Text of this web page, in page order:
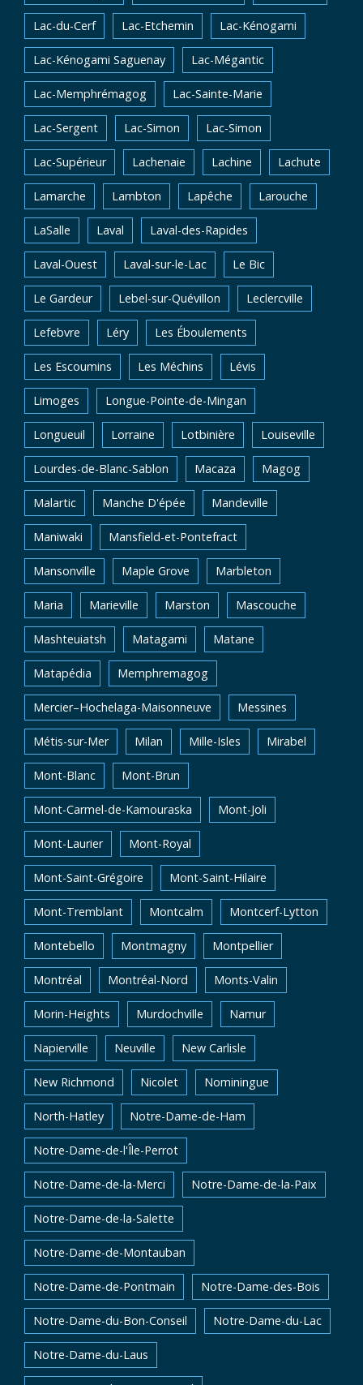
Lac-du-Cerf Lac-Etchemin Lac-Kénogami
Lac-Kénogami Saguenay Lac-Mégantic
Lac-Memphrémagog Lac-Sainte-Marie
Lac-Sergent Lac-Simon Lac-Simon
Lac-Supérieur Lachenaie Lachine Lachute
Lamarche Lambton Lapêche Larouche
LaSalle Laval Laval-des-Rapides
Laval-Ouest Laval-sur-le-Lac Le Bic
Le Gardeur Lebel-sur-Quévillon Leclercville
Lefebvre Léry Les Éboulements
Les Escoumins Les Méchins Lévis
Limoges Longue-Pointe-de-Mingan
Longueuil Lorraine Lotbinière Louiseville
Lourdes-de-Blanc-Sablon Macaza Magog
Malartic Manche D'épée Mandeville
Maniwaki Mansfield-et-Pontefract
Mansonville Maple Grove Marbleton
Maria Marieville Marston Mascouche
Mashteuiatsh Matagami Matane
Matapédia Memphremagog
Mercier–Hochelaga-Maisonneuve Messines
Métis-sur-Mer Milan Mille-Isles Mirabel
Mont-Blanc Mont-Brun
Mont-Carmel-de-Kamouraska Mont-Joli
Mont-Laurier Mont-Royal
Mont-Saint-Grégoire Mont-Saint-Hilaire
Mont-Tremblant Montcalm Montcerf-Lytton
Montebello Montmagny Montpellier
Montréal Montréal-Nord Monts-Valin
Morin-Heights Murdochville Namur
Napierville Neuville New Carlisle
New Richmond Nicolet Nominingue
North-Hatley Notre-Dame-de-Ham
Notre-Dame-de-l'Île-Perrot
Notre-Dame-de-la-Merci Notre-Dame-de-la-Paix
Notre-Dame-de-la-Salette
Notre-Dame-de-Montauban
Notre-Dame-de-Pontmain Notre-Dame-des-Bois
Notre-Dame-du-Bon-Conseil Notre-Dame-du-Lac
Notre-Dame-du-Laus